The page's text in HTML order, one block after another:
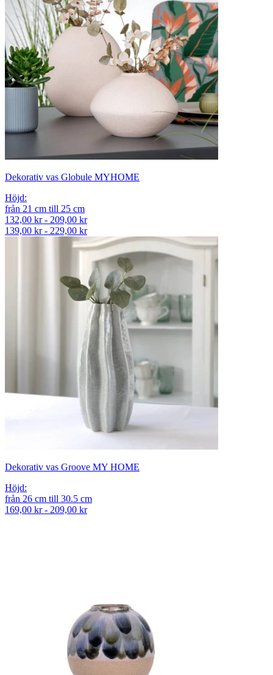
Dekorativ vas Globule MYHOME
Höjd:
från 21 cm till 25 cm
132,00 kr - 209,00 kr
139,00 kr - 229,00 kr
Dekorativ vas Groove MY HOME
Höjd:
från 26 cm till 30.5 cm
169,00 kr - 209,00 kr